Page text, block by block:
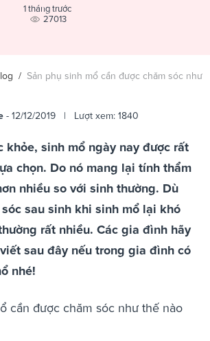
1 tháng trước
27013
/ Sản phụ sinh mổ cần được chăm sóc như
- 12/12/2019 | Lượt xem: 1840
khỏe, sinh mổ ngày nay được rất
chọn. Do nó mang lại tính thẩm
nhiều so với sinh thường. Dù
sau sinh khi sinh mổ lại khó
rất nhiều. Các gia đình hãy
sau đây nếu trong gia đình có
nhé!
cần được chăm sóc như thế nào